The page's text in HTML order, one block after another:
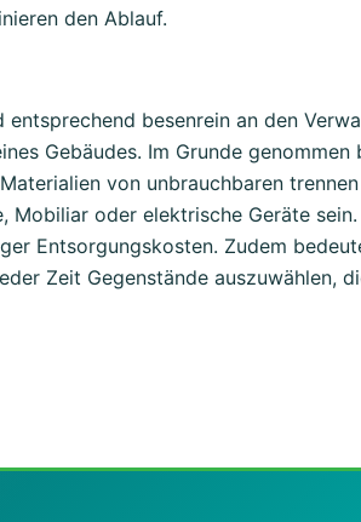
den Ablauf.
besenrein an den
Gebäudes. Im Grunde
von unbrauchbaren
oder elektrische Geräte
Entsorgungskosten. Zudem
Zeit Gegenstände auszuwählen,